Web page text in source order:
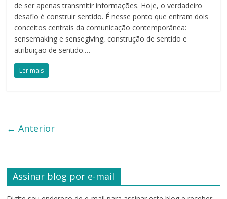
de ser apenas transmitir informações. Hoje, o verdadeiro
desafio é construir sentido. É nesse ponto que entram dois
conceitos centrais da comunicação contemporânea:
sensemaking e sensegiving, construção de sentido e
atribuição de sentido.…
Ler mais
← Anterior
Assinar blog por e-mail